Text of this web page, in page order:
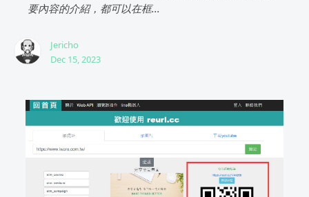
要內容的介紹，都可以在框...
Jericho
Dec 15, 2023